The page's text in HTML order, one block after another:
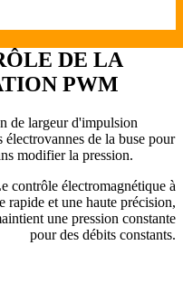
DE LA
PWM
de largeur d'impulsion
électrovannes de la buse pour
modifier la pression.
contrôle électromagnétique à
rapide et une haute précision,
une pression constante
pour des débits constants.